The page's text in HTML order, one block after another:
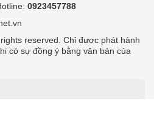
0923457788
reserved. Chỉ được phát hành
có sự đồng ý bằng văn bản của